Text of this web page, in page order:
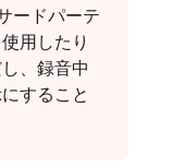
ードパーテ
用したり
、録音中
すること